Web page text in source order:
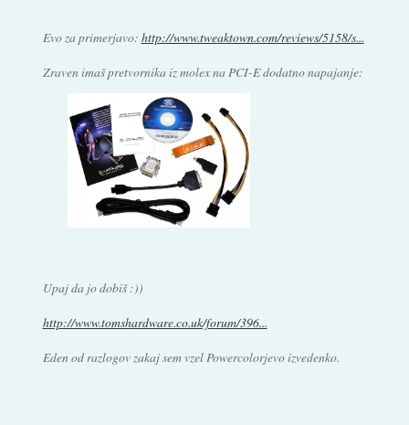
Evo za primerjavo: http://www.tweaktown.com/reviews/5158/s...
Zraven imaš pretvornika iz molex na PCI-E dodatno napajanje:
Upaj da jo dobiš :))
http://www.tomshardware.co.uk/forum/396...
Eden od razlogov zakaj sem vzel Powercolorjevo izvedenko.